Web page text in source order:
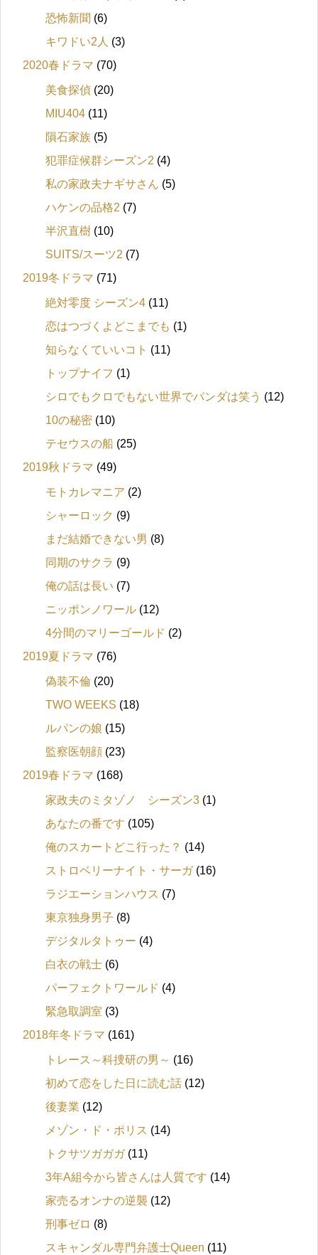
恐怖新聞 (6)
キワドい2人 (3)
2020春ドラマ (70)
美食探偵 (20)
MIU404 (11)
隕石家族 (5)
犯罪症候群シーズン2 (4)
私の家政夫ナギサさん (5)
ハケンの品格2 (7)
半沢直樹 (10)
SUITS/スーツ2 (7)
2019冬ドラマ (71)
絶対零度 シーズン4 (11)
恋はつづくよどこまでも (1)
知らなくていいコト (11)
トップナイフ (1)
シロでもクロでもない世界でパンダは笑う (12)
10の秘密 (10)
テセウスの船 (25)
2019秋ドラマ (49)
モトカレマニア (2)
シャーロック (9)
まだ結婚できない男 (8)
同期のサクラ (9)
俺の話は長い (7)
ニッポンノワール (12)
4分間のマリーゴールド (2)
2019夏ドラマ (76)
偽装不倫 (20)
TWO WEEKS (18)
ルパンの娘 (15)
監察医朝顔 (23)
2019春ドラマ (168)
家政夫のミタゾノ シーズン3 (1)
あなたの番です (105)
俺のスカートどこ行った？ (14)
ストロベリーナイト・サーガ(16)
ラジエーションハウス (7)
東京独身男子 (8)
デジタルタトゥー (4)
白衣の戦士 (6)
パーフェクトワールド (4)
緊急取調室 (3)
2018年冬ドラマ (161)
トレース～科捜研の男～ (16)
初めて恋をした日に読む話 (12)
後妻業 (12)
メゾン・ド・ポリス (14)
トクサツガガガ(11)
3年A組今から皆さんは人質です (14)
家売るオンナの逆襲 (12)
刑事ゼロ (8)
スキャンダル専門弁護士Queen (11)